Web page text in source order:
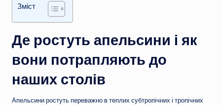
Зміст
Де ростуть апельсини і як
вони потрапляють до
наших столів
Апельсини ростуть переважно в теплих субтропічних і тропічних